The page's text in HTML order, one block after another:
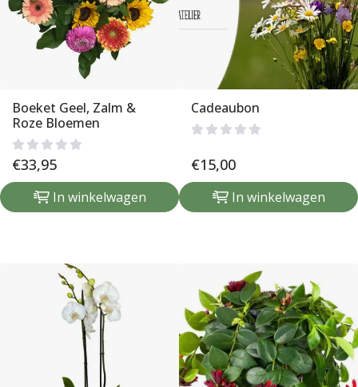
Boeket Geel, Zalm &
Roze Bloemen
€33,95
In winkelwagen
Cadeaubon
€15,00
In winkelwagen